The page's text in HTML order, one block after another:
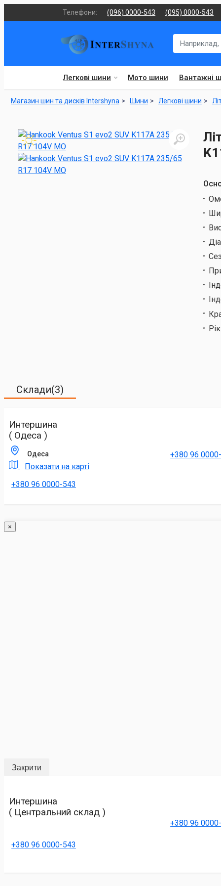
Телефони: (096) 0000-543 (095) 0000-543
Легкові шини Мото шини Вантажні
Магазин шин та дисків Intershyna Шини Легкові шини
Склади(3)
Интершина
( Одеса )
Одеса
Показати на карті
+380 96 0000-543
+380 96
×
Закрити
Интершина
( Центральний склад )
+380 96 0000-543
+380 96